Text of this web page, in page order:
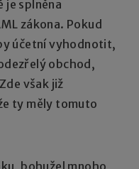
je splněna
zákona. Pokud
účetní vyhodnotit,
obchod,
však již
ty měly tomuto
bohužel mnoho